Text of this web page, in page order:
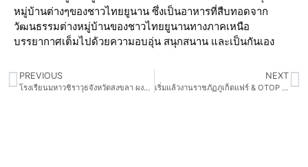
หมู่บ้านต่างๆของชาวไทยยูนาน ซึ่งเป็นอาหารที่สืบทอดจาก
วัฒนธรรมต่างหมู่บ้านของชาวไทยยูนานทางภาคเหนือ
บรรยากาศเต็มไปด้วยความอบอุ่น สนุกสนาน และเป็นกันเอง
PREVIOUS
โรงเรียนมหาวชิราวุธจังหวัดสงขลา ผงาดแชมป์ จตุรมิตรปักษ์ใต้คัพ ครั้งที่ 4
NEXT
เริ่มแล้วงานราชภัฏภูเก็ตแฟร์ & OTOP ทั่วไทยร่วมใจ สู่เกาะภูเก็ต 17 – 26 มกราคม 256 ณ ศูนย์ประชุมชั้น 1 ฝั่งขุมน้ำ มหาวิทยาลัยราชภัฏภูเก็ต